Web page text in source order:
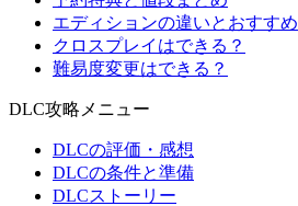
エディションの違いとおすすめ
クロスプレイはできる？
難易度変更はできる？
DLC攻略メニュー
DLCの評価・感想
DLCの条件と準備
DLCストーリー